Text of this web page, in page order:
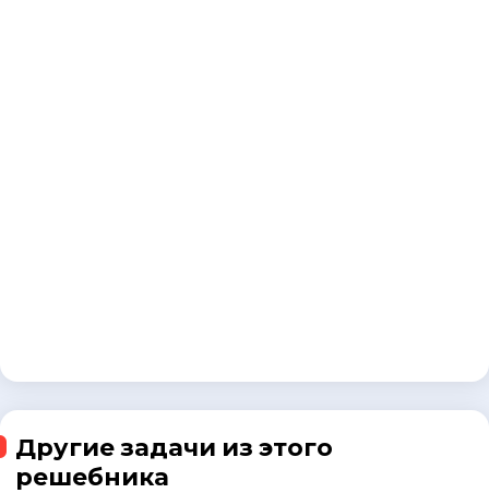
Другие задачи из этого
решебника